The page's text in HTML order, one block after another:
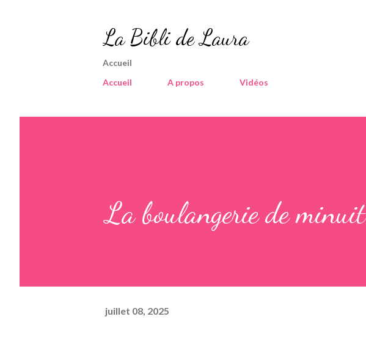
La Bibli de Laura
Accueil
Accueil
A propos Vidéos
La boulangerie de minuit
juillet 08, 2025